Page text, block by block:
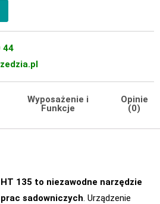
44
Wyposażenie i
Funkcje
Opinie
(0)
135 to niezawodne narzędzie
sadowniczych. Urządzenie